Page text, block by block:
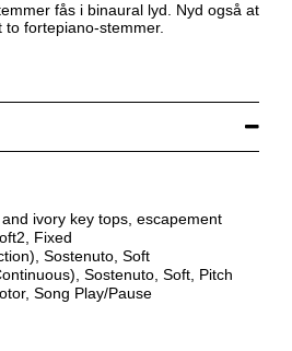
fås i binaural lyd. Nyd også at
fortepiano-stemmer.
ivory key tops, escapement
Fixed
Sostenuto, Soft
Sostenuto, Soft, Pitch
Song Play/Pause